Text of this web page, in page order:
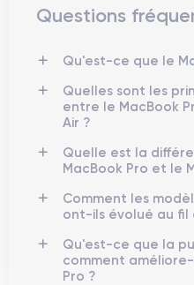
Équipé de composants
MacBook Progarantit une
même dans les tâches les
design élégant et robuste,
une machine parfaite
n'importe quel
travail qui combine
Le Lancement du
Questions
Qu'est-ce que le
Quelles sont les
entre le MacBook
Air ?
Quelle est la
MacBook Pro et le
Comment les
ont-ils évolué au fil
Qu'est-ce que la
comment
Pro ?